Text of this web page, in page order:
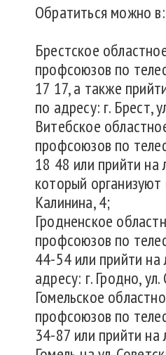
Обратиться можно в:
Брестское
профсоюзов по
17 17, а также
по адресу: г. Брест,
Витебское
профсоюзов по
18 48 или прийти на
который организуют
Калинина, 4;
Гродненское
профсоюзов по
44-54 или прийти
адресу: г. Гродно,
Гомельское
профсоюзов по
34-87 или прийти на